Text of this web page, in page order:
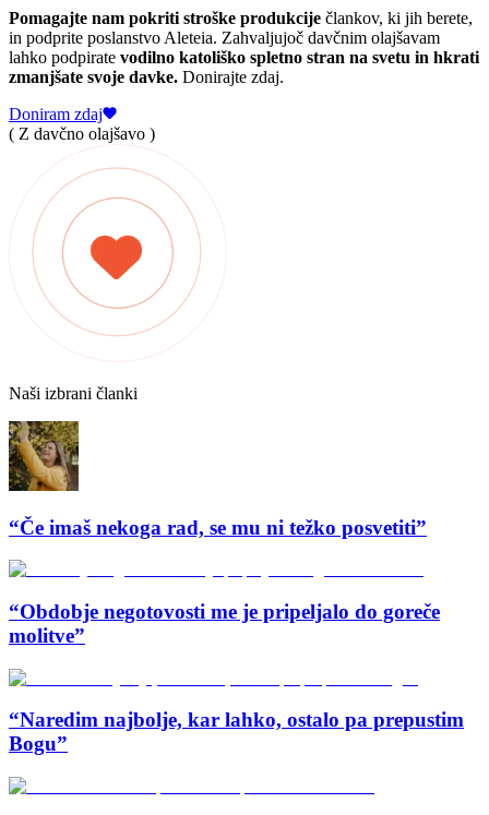
Pomagajte nam pokriti stroške produkcije člankov, ki jih berete,
in podprite poslanstvo Aleteia. Zahvaljujoč davčnim olajšavam
lahko podpirate vodilno katoliško spletno stran na svetu in hkrati
zmanjšate svoje davke. Donirajte zdaj.
Doniram zdaj
( Z davčno olajšavo )
Naši izbrani članki
“Če imaš nekoga rad, se mu ni težko posvetiti”
“Obdobje negotovosti me je pripeljalo do goreče
molitve”
“Naredim najbolje, kar lahko, ostalo pa prepustim
Bogu”